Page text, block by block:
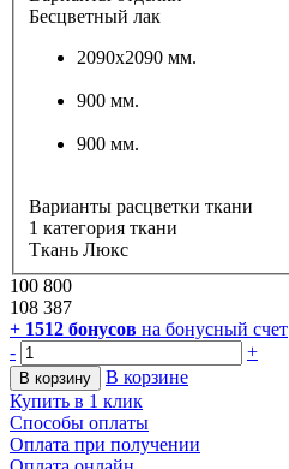
Бесцветный лак
2090х2090 мм.
900 мм.
900 мм.
Варианты расцветки ткани
1 категория ткани
Ткань Люкс
100 800
108 387
+ 1512 бонусов на бонусный счет
-
+
В корзину
В корзине
Купить в 1 клик
Способы оплаты
Оплата при получении